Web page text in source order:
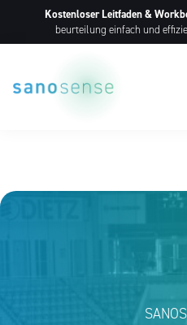
Kostenloser Leitfaden &
beurteilung einfach und